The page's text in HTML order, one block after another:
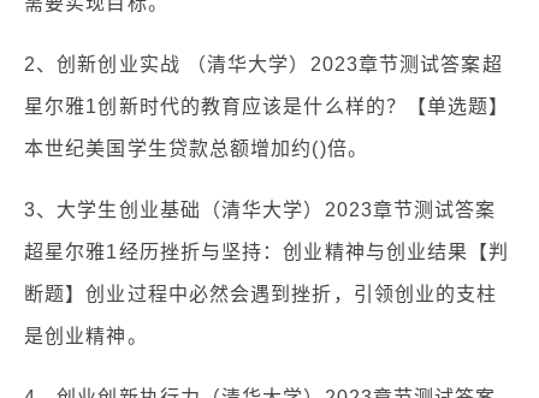
2、创新创业实战 （清华大学）2023章节测试答案超
星尔雅1创新时代的教育应该是什么样的？【单选题】
本世纪美国学生贷款总额增加约()倍。
3、大学生创业基础（清华大学）2023章节测试答案
超星尔雅1经历挫折与坚持：创业精神与创业结果【判
断题】创业过程中必然会遇到挫折，引领创业的支柱
是创业精神。